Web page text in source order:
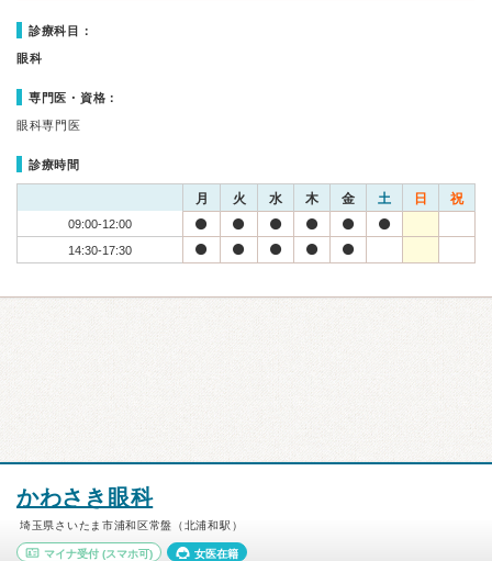
診療科目：
眼科
専門医・資格：
眼科専門医
診療時間
月 火 水 木 金 土 日 祝
09:00-12:00
14:30-17:30
かわさき眼科
埼玉県さいたま市浦和区常盤（北浦和駅）
マイナ受付 (スマホ可) 女医在籍